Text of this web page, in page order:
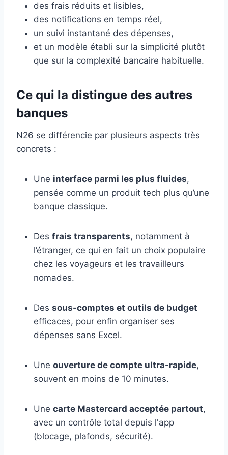
des frais réduits et lisibles,
des notifications en temps réel,
un suivi instantané des dépenses,
et un modèle établi sur la simplicité plutôt
que sur la complexité bancaire habituelle.
Ce qui la distingue des autres
banques
N26 se différencie par plusieurs aspects très
concrets :
Une interface parmi les plus fluides,
pensée comme un produit tech plus qu’une
banque classique.
Des frais transparents, notamment à
l’étranger, ce qui en fait un choix populaire
chez les voyageurs et les travailleurs
nomades.
Des sous-comptes et outils de budget
efficaces, pour enfin organiser ses
dépenses sans Excel.
Une ouverture de compte ultra-rapide,
souvent en moins de 10 minutes.
Une carte Mastercard acceptée partout,
avec un contrôle total depuis l'app
(blocage, plafonds, sécurité).